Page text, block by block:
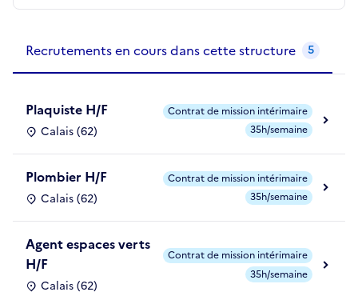
Recrutements en cours dans cette structure 5
Plaquiste H/F
Calais (62)
Contrat de mission intérimaire
35h/semaine
Plombier H/F
Calais (62)
Contrat de mission intérimaire
35h/semaine
Agent espaces verts
H/F
Calais (62)
Contrat de mission intérimaire
35h/semaine